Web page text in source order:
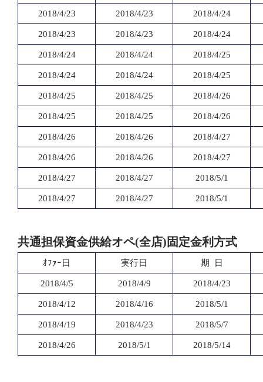
2018/4/23 2018/4/23 2018/4/24
2018/4/23 2018/4/23 2018/4/24
2018/4/24 2018/4/24 2018/4/25
2018/4/24 2018/4/24 2018/4/25
2018/4/25 2018/4/25 2018/4/26
2018/4/25 2018/4/25 2018/4/26
2018/4/26 2018/4/26 2018/4/27
2018/4/26 2018/4/26 2018/4/27
2018/4/27 2018/4/27 2018/5/1
2018/4/27 2018/4/27 2018/5/1
共通担保資金供給オペ(全店)固定金利方式
ｵﾌｧｰ日 実行日 期 日
2018/4/5 2018/4/9 2018/4/23
2018/4/12 2018/4/16 2018/5/1
2018/4/19 2018/4/23 2018/5/7
2018/4/26 2018/5/1 2018/5/14